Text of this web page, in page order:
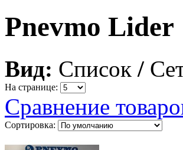
Pnevmo Lider
Вид: Список /
На странице:
Сравнение
Сортировка: